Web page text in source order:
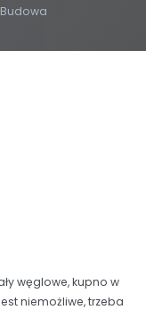
Budowa
węglowe, kupno w
niemożliwe, trzeba